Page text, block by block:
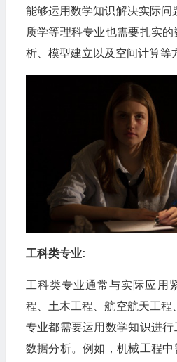
能够运用数学知识解决实际问
质学等理科专业也需要扎实
析、模型建立以及空间计算等
工科类专业:
工科类专业通常与实际应用
程、土木工程、航空航天工程
专业都需要运用数学知识进
数据分析。例如，机械工程